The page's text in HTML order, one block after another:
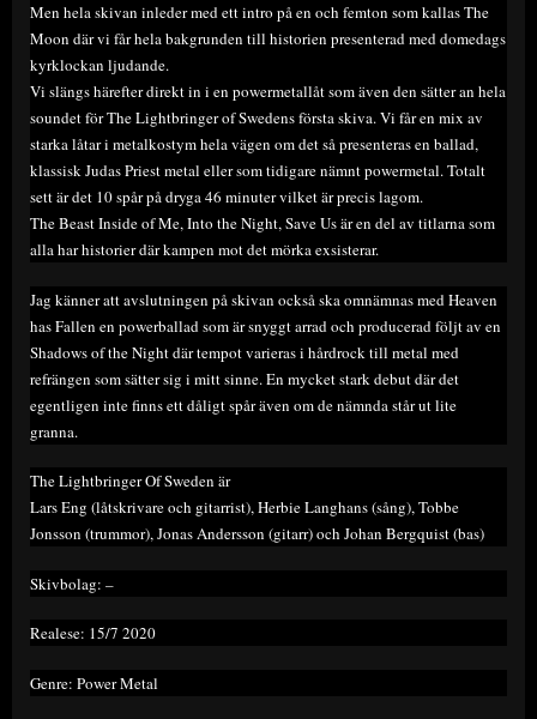
Men hela skivan inleder med ett intro på en och femton som kallas The
Moon där vi får hela bakgrunden till historien presenterad med domedags
kyrklockan ljudande.
Vi slängs härefter direkt in i en powermetallåt som även den sätter an hela
soundet för The Lightbringer of Swedens första skiva. Vi får en mix av
starka låtar i metalkostym hela vägen om det så presenteras en ballad,
klassisk Judas Priest metal eller som tidigare nämnt powermetal. Totalt
sett är det 10 spår på dryga 46 minuter vilket är precis lagom.
The Beast Inside of Me, Into the Night, Save Us är en del av titlarna som
alla har historier där kampen mot det mörka exsisterar.
Jag känner att avslutningen på skivan också ska omnämnas med Heaven
has Fallen en powerballad som är snyggt arrad och producerad följt av en
Shadows of the Night där tempot varieras i hårdrock till metal med
refrängen som sätter sig i mitt sinne. En mycket stark debut där det
egentligen inte finns ett dåligt spår även om de nämnda står ut lite
granna.
The Lightbringer Of Sweden är
Lars Eng (låtskrivare och gitarrist), Herbie Langhans (sång), Tobbe
Jonsson (trummor), Jonas Andersson (gitarr) och Johan Bergquist (bas)
Skivbolag: –
Realese: 15/7 2020
Genre: Power Metal